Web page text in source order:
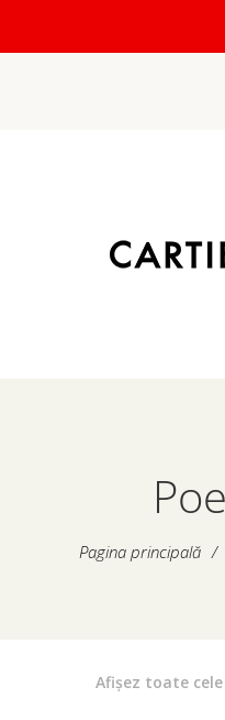
Pagina principală /
Afișez toate